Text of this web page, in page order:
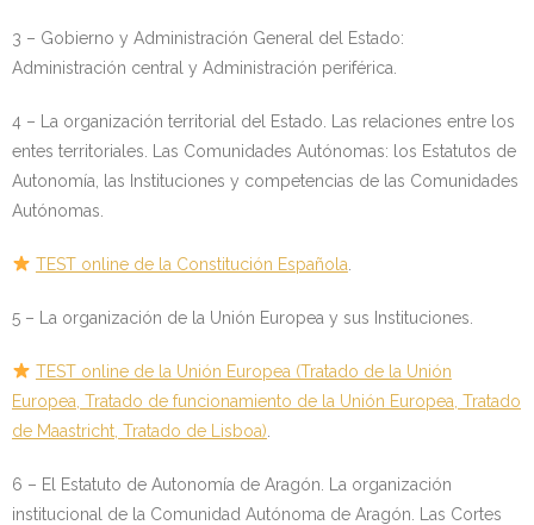
- Comun. Valenciana
2026
- - TEST de Administrativo Generalitat Valenciana 2026
VALENCIANA – Turno Libre 2025
Tu Carrito
FAQS – Preguntas Frecuentes
0 productos 0,00 €
3 – Gobierno y Administración General del Estado:
Administración central y Administración periférica.
4 – La organización territorial del Estado. Las relaciones entre los
entes territoriales. Las Comunidades Autónomas: los Estatutos de
Autonomía, las Instituciones y competencias de las Comunidades
Autónomas.
TEST online de la Constitución Española
5 – La organización de la Unión Europea y sus Instituciones.
TEST online de la Unión Europea (Tratado de la Unión
Europea, Tratado de funcionamiento de la Unión Europea, Tratado
de Maastricht, Tratado de Lisboa)
6 – El Estatuto de Autonomía de Aragón. La organización
institucional de la Comunidad Autónoma de Aragón. Las Cortes